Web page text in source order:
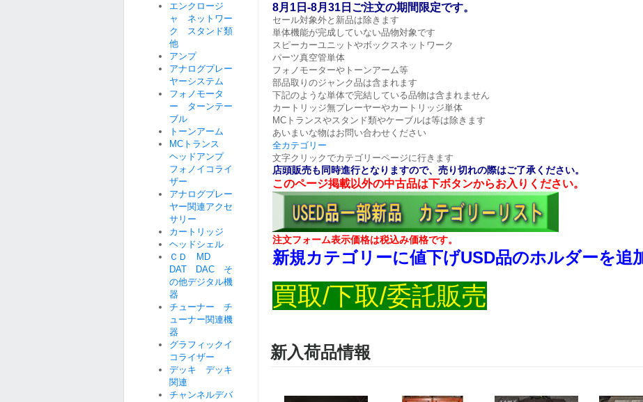
8月1日-8月31日ご注文の期間限定です。
セール対象外と新品は除きます
単体機能が完成していない品物対象です
スピーカーユニットやボックスネットワーク
パーツ真空管単体
フォノモーターやトーンアーム等
部品取りのジャンク品は含まれます
下記のような単体で完結している品物は含まれません
カートリッジ無プレーヤーやカートリッジ単体
MCトランスやスタンド類やケーブルは等は除きます
あいまいな物はお問い合わせください
全カテゴリー
文字クリックでカテゴリーページに行きます
店頭販売も同時進行となりますので、売り切れの際はご了承ください。
このページ掲載以外の中古品は下ボタンからお入りください。
注文フォーム表示価格は税込み価格です。
新規カテゴリーに値下げUSD品のホルダーを追
買取/下取/委託販売
新入荷品情報
エンクロージ
ャ ネットワー
ク スタンド類
他
アンプ
アナログプレー
ヤーシステム
フォノモータ
ー ターンテー
ブル
トーンアーム
MCトランス
ヘッドアンプ
フォノイコライ
ザー
アナログプレー
ヤー関連アクセ
サリー
カートリッジ
ヘッドシェル
ＣＤ MD
DAT DAC そ
の他デジタル機
器
チューナー チ
ューナー関連機
器
グラフィックイ
コライザー
デッキ デッキ
関連
チャンネルデバ